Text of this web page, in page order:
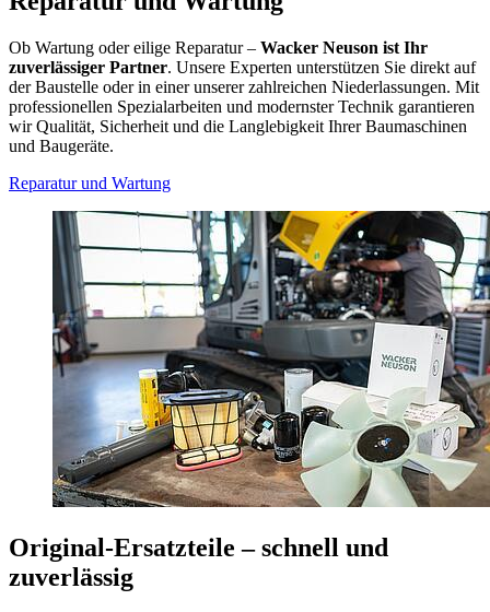
Ob Wartung oder eilige Reparatur – Wacker Neuson ist Ihr
zuverlässiger Partner. Unsere Experten unterstützen Sie direkt auf
der Baustelle oder in einer unserer zahlreichen Niederlassungen. Mit
professionellen Spezialarbeiten und modernster Technik garantieren
wir Qualität, Sicherheit und die Langlebigkeit Ihrer Baumaschinen
und Baugeräte.
Reparatur und Wartung
Original-Ersatzteile – schnell und
zuverlässig